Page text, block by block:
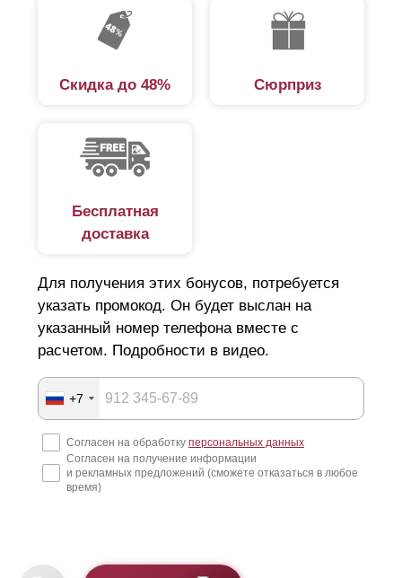
Скидка до 48% Сюрприз
Бесплатная
доставка
Для получения этих бонусов, потребуется
указать промокод. Он будет выслан на
указанный номер телефона вместе с
расчетом. Подробности в видео.
+7
Согласен на обработку персональных данных
Согласен на получение информации
и рекламных предложений (сможете отказаться в любое
время)